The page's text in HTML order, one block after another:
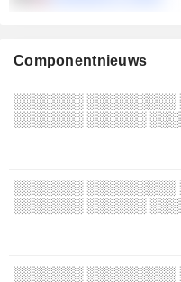
Componentnieuws
░░░░░░░
░░░░░░░ ░░░░░░
░░░░░░░
░░░░░░░ ░░░░░░
░░░░░░░